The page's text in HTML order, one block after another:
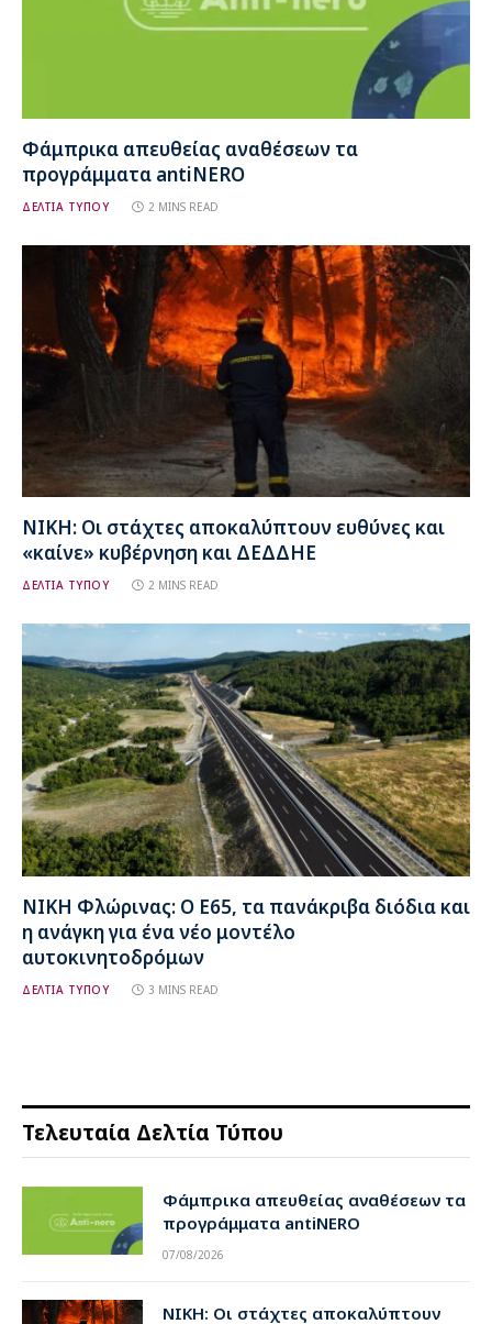
Φάμπρικα απευθείας αναθέσεων τα
προγράμματα antiNERO
ΔΕΛΤΙΑ ΤΥΠΟΥ 2 MINS READ
ΝΙΚΗ: Οι στάχτες αποκαλύπτουν ευθύνες και
«καίνε» κυβέρνηση και ΔΕΔΔΗΕ
ΔΕΛΤΙΑ ΤΥΠΟΥ 2 MINS READ
ΝΙΚΗ Φλώρινας: Ο Ε65, τα πανάκριβα διόδια και
η ανάγκη για ένα νέο μοντέλο
αυτοκινητοδρόμων
ΔΕΛΤΙΑ ΤΥΠΟΥ 3 MINS READ
Τελευταία Δελτία Τύπου
Φάμπρικα απευθείας αναθέσεων τα
προγράμματα antiNERO
07/08/2026
ΝΙΚΗ: Οι στάχτες αποκαλύπτουν